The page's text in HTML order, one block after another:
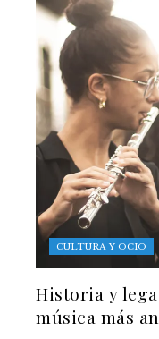
CULTURA Y OCIO
Historia y
música más